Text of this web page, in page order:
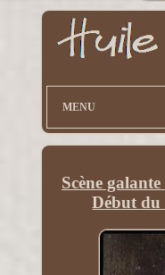
MENU
Scène
Début du